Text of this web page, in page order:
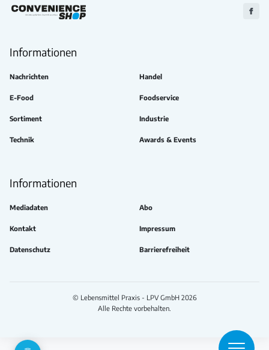
Zu
Informationen
Nachrichten Handel
E-Food Foodservice
Sortiment Industrie
Technik Awards & Events
Informationen
Mediadaten Abo
Kontakt Impressum
Datenschutz Barrierefreiheit
© Lebensmittel Praxis - LPV GmbH 2026
Alle Rechte vorbehalten.